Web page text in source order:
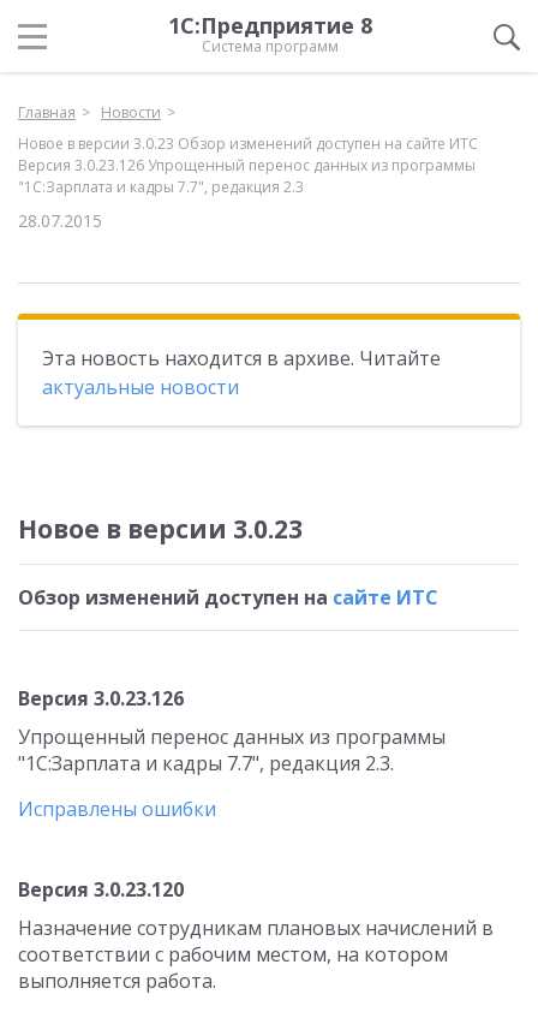
1С:Предприятие 8
Система программ
Главная
Новости
Новое в версии 3.0.23 Обзор изменений доступен на сайте ИТС
Версия 3.0.23.126 Упрощенный перенос данных из программы
"1С:Зарплата и кадры 7.7", редакция 2.3
28.07.2015
Эта новость находится в архиве. Читайте
актуальные новости
Новое в версии 3.0.23
Обзор изменений доступен на сайте ИТС
Версия 3.0.23.126
Упрощенный перенос данных из программы
"1С:Зарплата и кадры 7.7", редакция 2.3.
Исправлены ошибки
Версия 3.0.23.120
Назначение сотрудникам плановых начислений в
соответствии с рабочим местом, на котором
выполняется работа.